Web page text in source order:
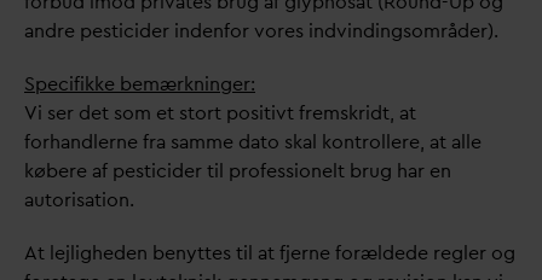
andre pesticider indenfor vores indvindingsområder).
Specifikke bemærkninger:
Vi ser det som et stort positivt fremskridt, at
forhandlerne fra samme dato skal kontrollere, at alle
købere af pesticider til professionelt brug har en
autorisation.
At lejligheden benyttes til at fjerne forældede regler og